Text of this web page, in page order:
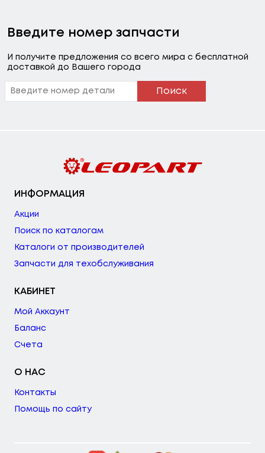
Введите номер запчасти
И получите предложения со всего мира с бесплатной
доставкой до Вашего города
Поиск
ИНФОРМАЦИЯ
Акции
Поиск по каталогам
Каталоги от производителей
Запчасти для техобслуживания
КАБИНЕТ
Мой Аккаунт
Баланс
Счета
О НАС
Контакты
Помощь по сайту